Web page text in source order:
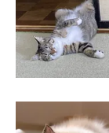
「保育園に預け
を発見し、ジャン
そしてハグをして
ふだん４足歩行を
勢。それにもかか
期待の大きさがわ